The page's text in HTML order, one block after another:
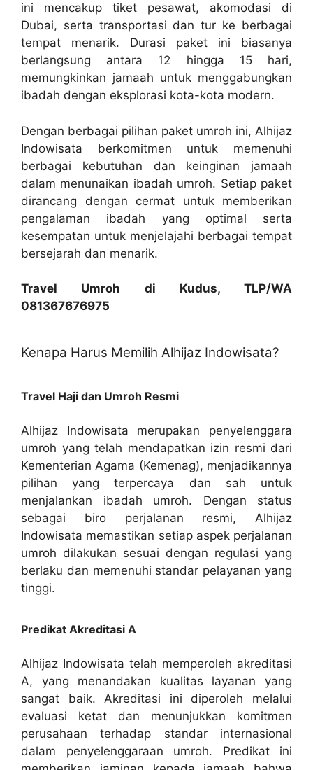
ini mencakup tiket pesawat, akomodasi di
Dubai, serta transportasi dan tur ke berbagai
tempat menarik. Durasi paket ini biasanya
berlangsung antara 12 hingga 15 hari,
memungkinkan jamaah untuk menggabungkan
ibadah dengan eksplorasi kota-kota modern.
Dengan berbagai pilihan paket umroh ini, Alhijaz
Indowisata berkomitmen untuk memenuhi
berbagai kebutuhan dan keinginan jamaah
dalam menunaikan ibadah umroh. Setiap paket
dirancang dengan cermat untuk memberikan
pengalaman ibadah yang optimal serta
kesempatan untuk menjelajahi berbagai tempat
bersejarah dan menarik.
Travel Umroh di Kudus, TLP/WA
081367676975
Kenapa Harus Memilih Alhijaz Indowisata?
Travel Haji dan Umroh Resmi
Alhijaz Indowisata merupakan penyelenggara
umroh yang telah mendapatkan izin resmi dari
Kementerian Agama (Kemenag), menjadikannya
pilihan yang terpercaya dan sah untuk
menjalankan ibadah umroh. Dengan status
sebagai biro perjalanan resmi, Alhijaz
Indowisata memastikan setiap aspek perjalanan
umroh dilakukan sesuai dengan regulasi yang
berlaku dan memenuhi standar pelayanan yang
tinggi.
Predikat Akreditasi A
Alhijaz Indowisata telah memperoleh akreditasi
A, yang menandakan kualitas layanan yang
sangat baik. Akreditasi ini diperoleh melalui
evaluasi ketat dan menunjukkan komitmen
perusahaan terhadap standar internasional
dalam penyelenggaraan umroh. Predikat ini